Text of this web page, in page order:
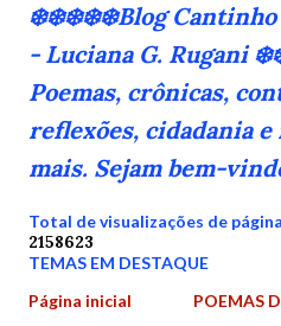
❄️❄️❄️❄️❄️Blog Cantinho
- Luciana G. Rugani
Poemas, crônicas,
reflexões, cidadania
mais. Sejam bem-
Total de visualizações de página
2158623
TEMAS EM DESTAQUE
Página inicial
POEMAS